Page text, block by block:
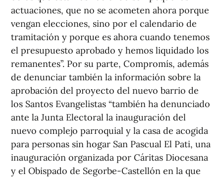
actuaciones, que no se acometen ahora porque
vengan elecciones, sino por el calendario de
tramitación y porque es ahora cuando tenemos
el presupuesto aprobado y hemos liquidado los
remanentes”. Por su parte, Compromís, además
de denunciar también la información sobre la
aprobación del proyecto del nuevo barrio de
los Santos Evangelistas “también ha denunciado
ante la Junta Electoral la inauguración del
nuevo complejo parroquial y la casa de acogida
para personas sin hogar San Pascual El Pati, una
inauguración organizada por Cáritas Diocesana
y el Obispado de Segorbe-Castellón en la que